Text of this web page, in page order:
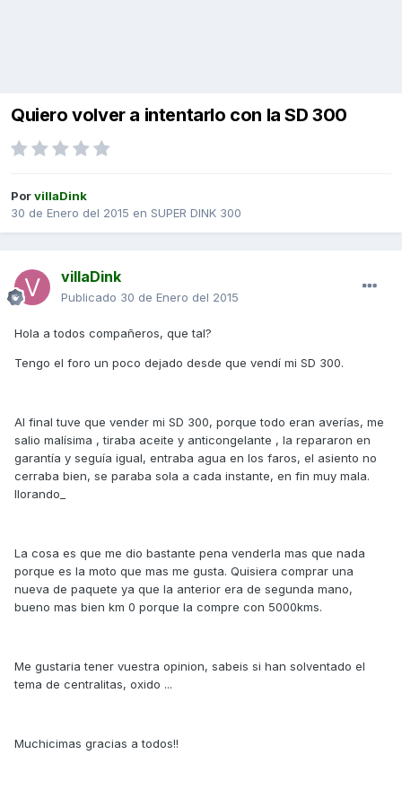
Quiero volver a intentarlo con la SD 300
PorvillaDink
30 de Enero del 2015 en SUPER DINK 300
villaDink
Publicado 30 de Enero del 2015
Hola a todos compañeros, que tal?
Tengo el foro un poco dejado desde que vendí mi SD 300.
Al final tuve que vender mi SD 300, porque todo eran averías, me
salio malísima , tiraba aceite y anticongelante , la repararon en
garantía y seguía igual, entraba agua en los faros, el asiento no
cerraba bien, se paraba sola a cada instante, en fin muy mala.
llorando_
La cosa es que me dio bastante pena venderla mas que nada
porque es la moto que mas me gusta. Quisiera comprar una
nueva de paquete ya que la anterior era de segunda mano,
bueno mas bien km 0 porque la compre con 5000kms.
Me gustaria tener vuestra opinion, sabeis si han solventado el
tema de centralitas, oxido ...
Muchicimas gracias a todos!!